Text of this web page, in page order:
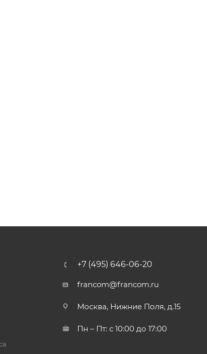
+7 (495) 646-06-20
francom@francom.ru
Москва, Нижние Поля, д.15
Пн – Пт: с 10:00 до 17:00